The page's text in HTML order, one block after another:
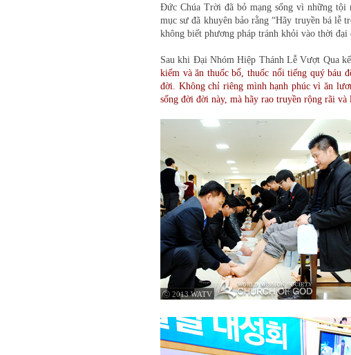
Đức Chúa Trời đã bỏ mạng sống vì những tội
mục sư đã khuyên bảo rằng “Hãy truyền bá lễ
không biết phương pháp tránh khỏi vào thời đại
Sau khi Đại Nhóm Hiệp Thánh Lễ Vượt Qua
kiếm và ăn thuốc bổ, thuốc nổi tiếng quý báu
đời. Không chỉ riêng mình hạnh phúc vì ăn
sống đời đời này, mà hãy rao truyền rộng rãi
ⓒ 2013 WATV